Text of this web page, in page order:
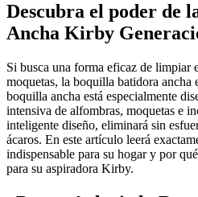
Descubra el poder de
Ancha Kirby
Si busca una forma eficaz de limpiar
moquetas, la boquilla batidora ancha
boquilla ancha está especialmente
intensiva de alfombras, moquetas e
inteligente diseño, eliminará sin
ácaros. En este artículo leerá
indispensable para su hogar y por
para su aspiradora Kirby.